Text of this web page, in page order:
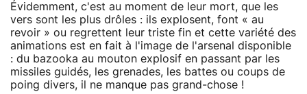
Évidemment, c'est au moment de leur mort, que les
vers sont les plus drôles : ils explosent, font « au
revoir » ou regrettent leur triste fin et cette variété des
animations est en fait à l'image de l'arsenal disponible
: du bazooka au mouton explosif en passant par les
missiles guidés, les grenades, les battes ou coups de
poing divers, il ne manque pas grand-chose !